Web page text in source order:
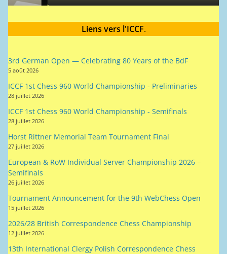
Liens vers l'ICCF.
3rd German Open — Celebrating 80 Years of the BdF
5 août 2026
ICCF 1st Chess 960 World Championship - Preliminaries
28 juillet 2026
ICCF 1st Chess 960 World Championship - Semifinals
28 juillet 2026
Horst Rittner Memorial Team Tournament Final
27 juillet 2026
European & RoW Individual Server Championship 2026 –
Semifinals
26 juillet 2026
Tournament Announcement for the 9th WebChess Open
15 juillet 2026
2026/28 British Correspondence Chess Championship
12 juillet 2026
13th International Clergy Polish Correspondence Chess